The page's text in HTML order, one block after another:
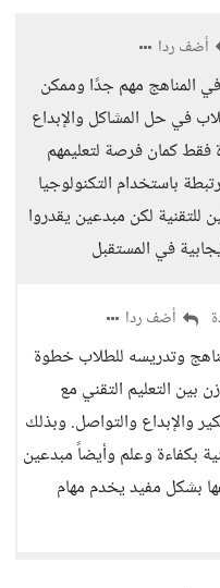
أضف ردا
المناهج مهم جدًا وممكن
في حل المشاكل والإبداع
كمان فرصة لتعليمهم
باستخدام التكنولوجيا
للتقنية لكن مبدعين يقدروا
في المستقبل
أضف ردا
وتدريسه للطلاب خطوة
بين التعليم التقني مع
والإبداع والتواصل. وبذلك
بكفاءة وعلم وأيضاََ مبدعين
بشكل مفيد يخدم مهام